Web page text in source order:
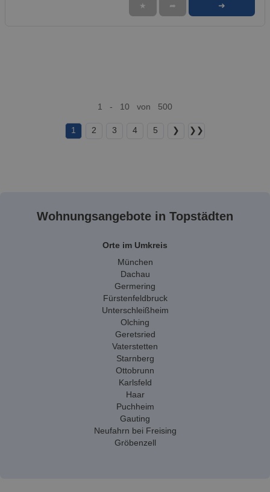
★ ➦ ➜
1 - 10 von 500
1 2 3 4 5 ❯ ❯❯
Wohnungsangebote in Topstädten
Orte im Umkreis
München
Dachau
Germering
Fürstenfeldbruck
Unterschleißheim
Olching
Geretsried
Vaterstetten
Starnberg
Ottobrunn
Karlsfeld
Haar
Puchheim
Gauting
Neufahrn bei Freising
Gröbenzell